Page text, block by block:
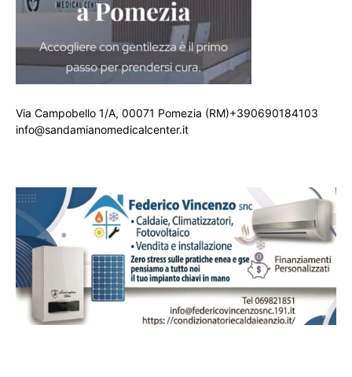
Via Campobello 1/A, 00071 Pomezia (RM)+390690184103
info@sandamianomedicalcenter.it